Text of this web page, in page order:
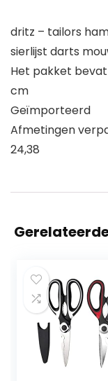
dritz – tailors
sierlijst darts
Het pakket bevat
cm
Geïmporteerd
Afmetingen
24,38